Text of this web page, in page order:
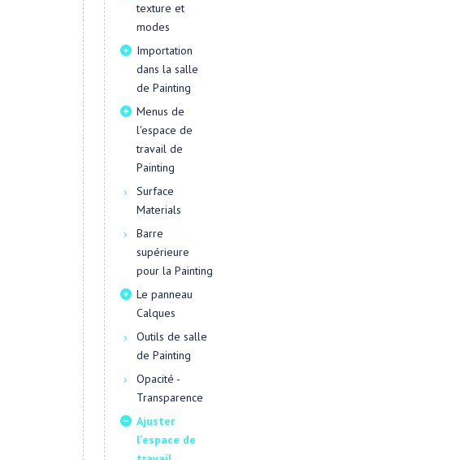
texture et
modes
Importation
dans la salle
de Painting
Menus de
l'espace de
travail de
Painting
Surface
Materials
Barre
supérieure
pour la Painting
Le panneau
Calques
Outils de salle
de Painting
Opacité -
Transparence
Ajuster
l'espace de